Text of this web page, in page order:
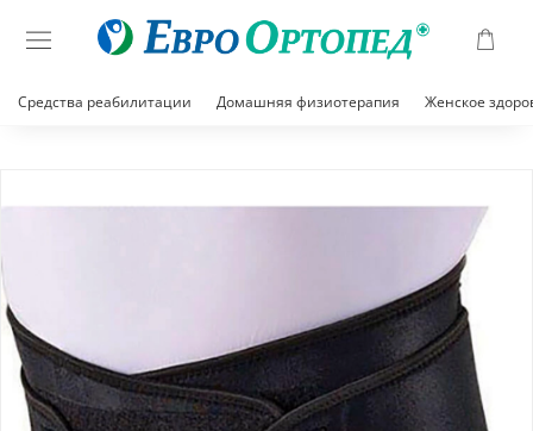
Средства реабилитации Домашняя физиотерапия Женское